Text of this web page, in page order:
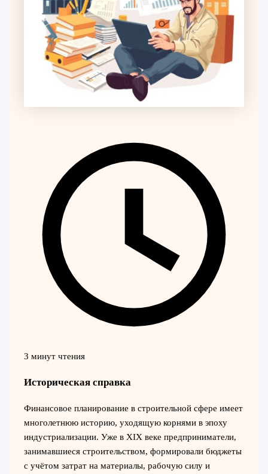
3 минут чтения
Историческая справка
Финансовое планирование в строительной сфере имеет
многолетнюю историю, уходящую корнями в эпоху
индустриализации. Уже в XIX веке предприниматели,
занимавшиеся строительством, формировали бюджеты
с учётом затрат на материалы, рабочую силу и